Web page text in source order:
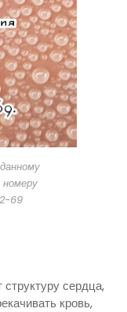
номеру
69
сердца,
кровь,